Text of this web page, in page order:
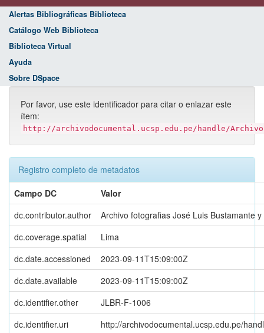
Alertas Bibliográficas Biblioteca
Catálogo Web Biblioteca
Biblioteca Virtual
Ayuda
Sobre DSpace
Por favor, use este identificador para citar o enlazar este
ítem:
http://archivodocumental.ucsp.edu.pe/handle/
Registro completo de metadatos
Campo DC
Valor
dc.contributor.author
Archivo fotografias José Luis Bustamante
dc.coverage.spatial
Lima
dc.date.accessioned
2023-09-11T15:09:00Z
dc.date.available
2023-09-11T15:09:00Z
dc.identifier.other
JLBR-F-1006
dc.identifier.uri
http://archivodocumental.ucsp.edu.pe/